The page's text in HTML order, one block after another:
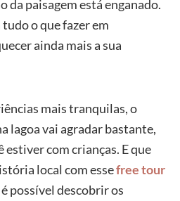
da paisagem está enganado.
o que fazer em
ainda mais a sua
mais tranquilas, o
lagoa vai agradar bastante,
com crianças. E que
local com essefree tour
é possível descobrir os